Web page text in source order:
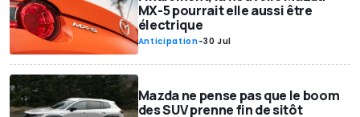
MX-5 pourrait elle aussi être
électrique
Anticipation-30 Jul
Mazda ne pense pas que le boom
des SUV prenne fin de sitôt